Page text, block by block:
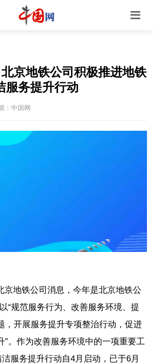
京地铁公司积极推进地铁
服务提升行动
：中国网
Mute
Picture-
in-
Picture
京地铁公司消息， 今年是北京地铁公
“规范服务行为、改善服务环境、提
，开展服务提升专项整治行动，促进
”。作为改善服务环境中的一项重要工
服务提升行动自4月启动，已于6月